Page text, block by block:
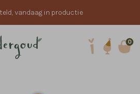
vandaag in productie
0